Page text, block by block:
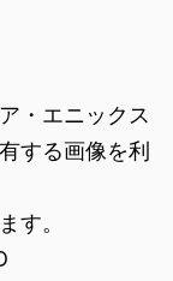
・エニックス
する画像を利
す。